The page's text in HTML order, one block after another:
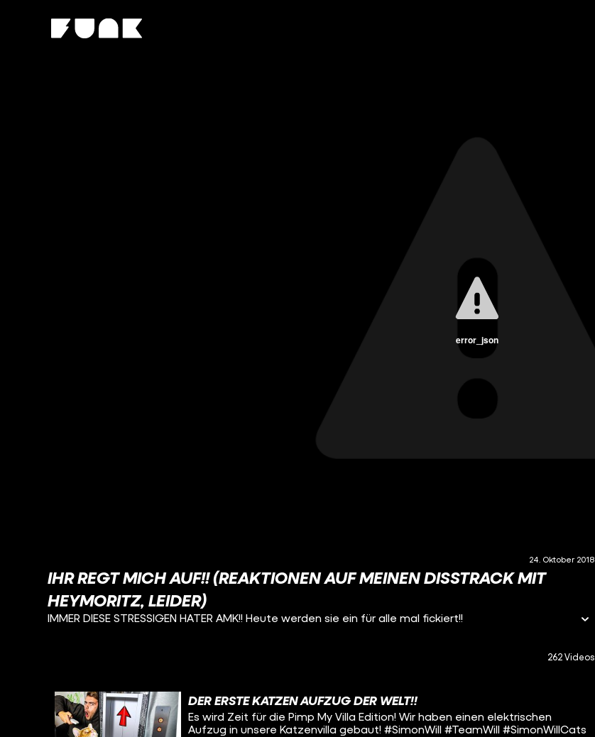
error_json
24. Oktober 2018
IHR REGT MICH AUF!! (REAKTIONEN AUF MEINEN DISSTRACK MIT
HEYMORITZ, LEIDER)
IMMER DIESE STRESSIGEN HATER AMK!! Heute werden sie ein für alle mal fickiert!!
262 Videos
DER ERSTE KATZEN AUFZUG DER WELT!!
Es wird Zeit für die Pimp My Villa Edition! Wir haben einen elektrischen
Aufzug in unsere Katzenvilla gebaut! #SimonWill #TeamWill #SimonWillCats